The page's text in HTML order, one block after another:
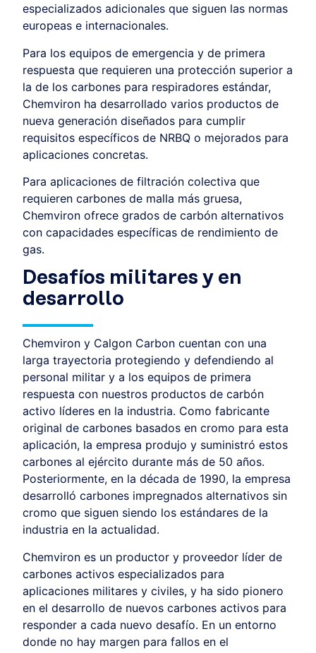
especializados adicionales que siguen las normas
europeas e internacionales.
Para los equipos de emergencia y de primera
respuesta que requieren una protección superior a
la de los carbones para respiradores estándar,
Chemviron ha desarrollado varios productos de
nueva generación diseñados para cumplir
requisitos específicos de NRBQ o mejorados para
aplicaciones concretas.
Para aplicaciones de filtración colectiva que
requieren carbones de malla más gruesa,
Chemviron ofrece grados de carbón alternativos
con capacidades específicas de rendimiento de
gas.
Desafíos militares y en
desarrollo
Chemviron y Calgon Carbon cuentan con una
larga trayectoria protegiendo y defendiendo al
personal militar y a los equipos de primera
respuesta con nuestros productos de carbón
activo líderes en la industria. Como fabricante
original de carbones basados en cromo para esta
aplicación, la empresa produjo y suministró estos
carbones al ejército durante más de 50 años.
Posteriormente, en la década de 1990, la empresa
desarrolló carbones impregnados alternativos sin
cromo que siguen siendo los estándares de la
industria en la actualidad.
Chemviron es un productor y proveedor líder de
carbones activos especializados para
aplicaciones militares y civiles, y ha sido pionero
en el desarrollo de nuevos carbones activos para
responder a cada nuevo desafío. En un entorno
donde no hay margen para fallos en el